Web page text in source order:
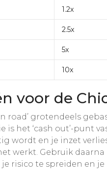
1.2x
2.5x
5x
10x
voor de
road’ grotendeels
is het ‘cash out’-punt
wordt en je inzet
werkt. Gebruik
risico te spreiden en